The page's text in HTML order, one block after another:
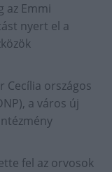
az Emmi
nyert el a
Cecília országos
a város új
fel az orvosok